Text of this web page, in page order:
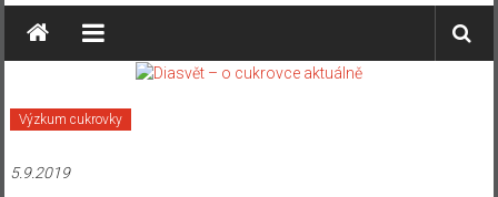
Výzkum cukrovky
5.9.2019